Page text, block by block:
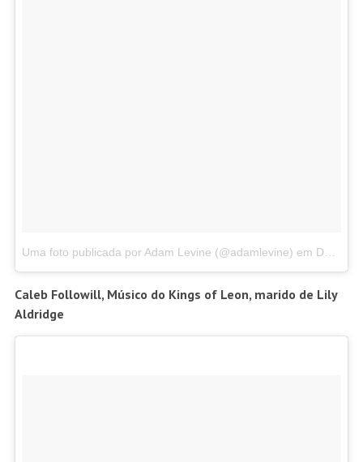
Uma foto publicada por Adam Levine (@adamlevine) em Dez 2, 2015 às 1:07 PST
Caleb Followill, Músico do Kings of Leon, marido de Lily
Aldridge